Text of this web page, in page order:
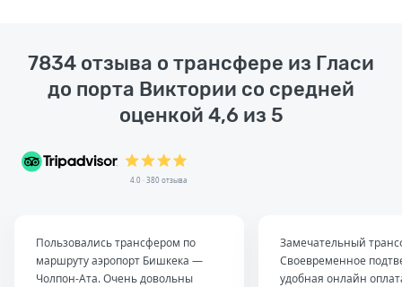
7834 отзыва о трансфере из Гласи
до порта Виктории со средней
оценкой 4,6 из 5
4.0 · 380 отзыва
Пользовались трансфером по
маршруту аэропорт Бишкека —
Чолпон-Ата. Очень довольны
Замечательный
Своевременное
удобная онлайн